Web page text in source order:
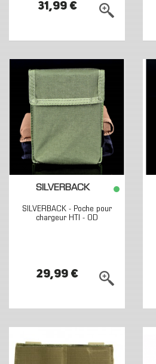
31,99 €
SILVERBACK
SILVERBACK - Poche pour
chargeur HTI - OD
29,99 €